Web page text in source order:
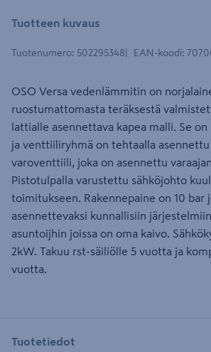
Tuotteen kuvaus
Tuotenumero: 502295348 EAN-koodi:
OSO Versa vedenlämmitin on
ruostumattomasta teräksestä
lattialle asennettava kapea malli. Se
ja venttiiliryhmä on tehtaalla asennettu
varoventtiili, joka on asennettu varaajan
Pistotulpalla varustettu sähköjohto
toimitukseen. Rakennepaine on 10 bar
asennettevaksi kunnallisiin
asuntoijhin joissa on oma kaivo.
2kW. Takuu rst-säiliölle 5 vuotta ja
vuotta.
Tuotetiedot